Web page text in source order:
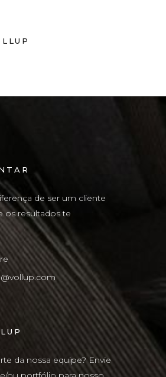
de ser um cliente
os resultados te
da nossa equipe? Envie